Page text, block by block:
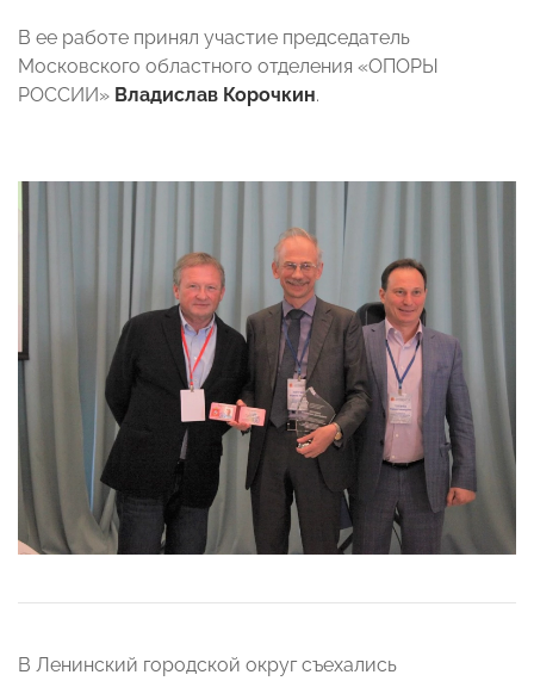
В ее работе принял участие председатель
Московского областного отделения «ОПОРЫ
РОССИИ» Владислав Корочкин.
В Ленинский городской округ съехались